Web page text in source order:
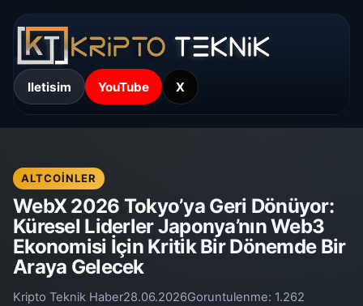
Iletisim YouTube X
ALTCOINLER
WebX 2026 Tokyo’ya Geri Dönüyor:
Küresel Liderler Japonya’nın Web3
Ekonomisi İçin Kritik Bir Dönemde Bir
Araya Gelecek
Kripto Teknik Haber28.06.2026Goruntulenme: 1.262